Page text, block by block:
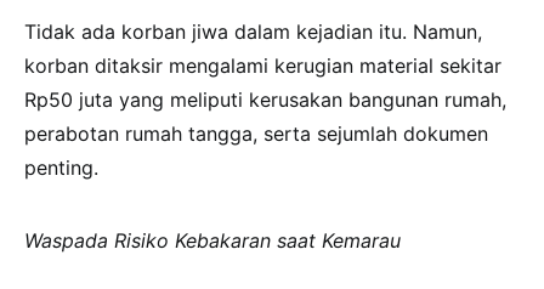
Tidak ada korban jiwa dalam kejadian itu. Namun,
korban ditaksir mengalami kerugian material sekitar
Rp50 juta yang meliputi kerusakan bangunan rumah,
perabotan rumah tangga, serta sejumlah dokumen
penting.
Waspada Risiko Kebakaran saat Kemarau